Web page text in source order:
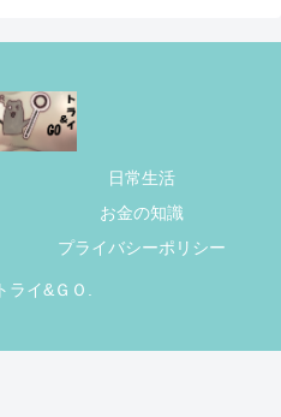
日常生活
お金の知識
プライバシーポリシー
ライ&ＧＯ.